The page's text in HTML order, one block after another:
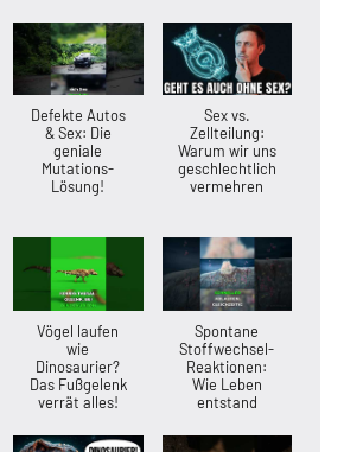
Defekte Autos
& Sex: Die
geniale
Mutations-
Lösung!
Sex vs.
Zellteilung:
Warum wir uns
geschlechtlich
vermehren
Vögel laufen
wie
Dinosaurier?
Das Fußgelenk
verrät alles!
Spontane
Stoffwechsel-
Reaktionen:
Wie Leben
entstand